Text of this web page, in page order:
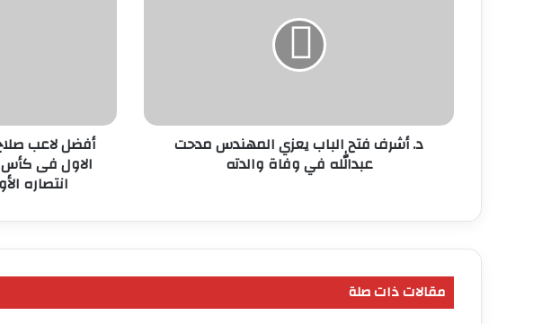
في
د. أشرف فتح الباب يعزي المهندس مدحت
عبدالله في وفاة والدته
فى
كأس
العالم
ليحقق
الأول
بالبطولة
92
أفضل لاعب
الاول فى كأس
انتصاره
مقالات ذات صلة